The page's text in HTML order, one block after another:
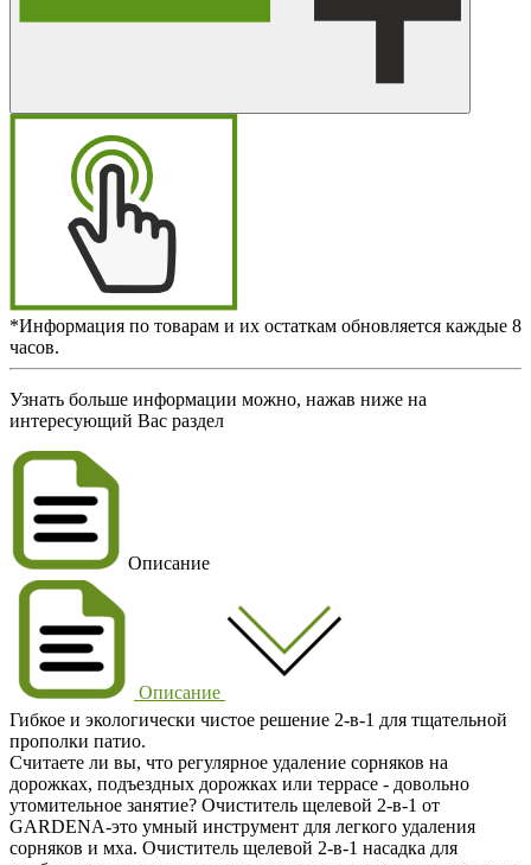
*Информация по товарам и их остаткам обновляется каждые 8
часов.
Узнать больше информации можно, нажав ниже на
интересующий Вас раздел
Описание
Описание
Гибкое и экологически чистое решение 2-в-1 для тщательной
прополки патио.
Считаете ли вы, что регулярное удаление сорняков на
дорожках, подъездных дорожках или террасе - довольно
утомительное занятие? Очиститель щелевой 2-в-1 от
GARDENA-это умный инструмент для легкого удаления
сорняков и мха. Очиститель щелевой 2-в-1 насадка для